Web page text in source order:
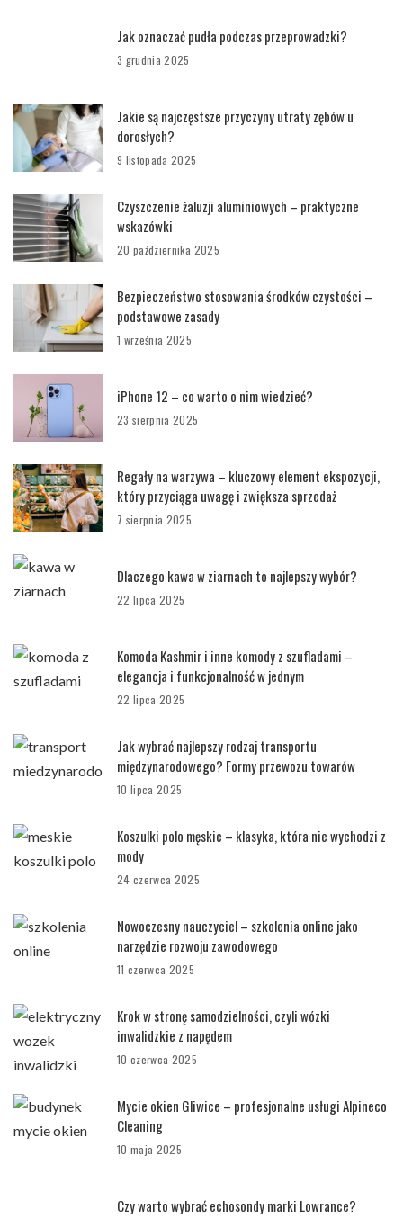
Jak oznaczać pudła podczas przeprowadzki?
3 grudnia 2025
Jakie są najczęstsze przyczyny utraty zębów u
dorosłych?
9 listopada 2025
Czyszczenie żaluzji aluminiowych – praktyczne
wskazówki
20 października 2025
Bezpieczeństwo stosowania środków czystości –
podstawowe zasady
1 września 2025
iPhone 12 – co warto o nim wiedzieć?
23 sierpnia 2025
Regały na warzywa – kluczowy element ekspozycji,
który przyciąga uwagę i zwiększa sprzedaż
7 sierpnia 2025
Dlaczego kawa w ziarnach to najlepszy wybór?
22 lipca 2025
Komoda Kashmir i inne komody z szufladami –
elegancja i funkcjonalność w jednym
22 lipca 2025
Jak wybrać najlepszy rodzaj transportu
międzynarodowego? Formy przewozu towarów
10 lipca 2025
Koszulki polo męskie – klasyka, która nie wychodzi z
mody
24 czerwca 2025
Nowoczesny nauczyciel – szkolenia online jako
narzędzie rozwoju zawodowego
11 czerwca 2025
Krok w stronę samodzielności, czyli wózki
inwalidzkie z napędem
10 czerwca 2025
Mycie okien Gliwice – profesjonalne usługi Alpineco
Cleaning
10 maja 2025
Czy warto wybrać echosondy marki Lowrance?